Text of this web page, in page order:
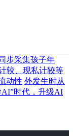
步采集孩子年
较、现私计较等
动性 外发生时从
AI”时代，升级AI